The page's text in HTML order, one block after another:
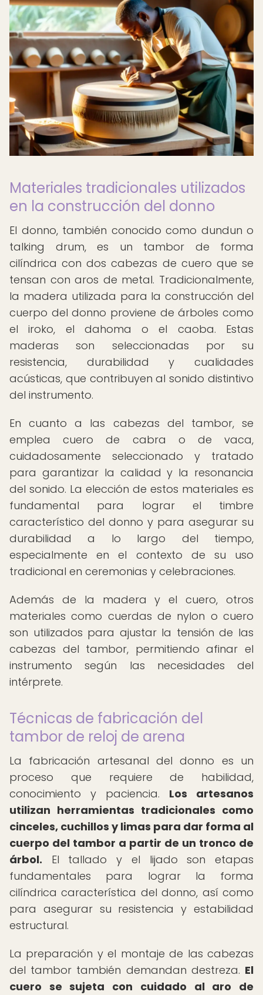
Materiales tradicionales utilizados
en la construcción del donno
El donno, también conocido como dundun o
talking drum, es un tambor de forma
cilíndrica con dos cabezas de cuero que se
tensan con aros de metal. Tradicionalmente,
la madera utilizada para la construcción del
cuerpo del donno proviene de árboles como
el iroko, el dahoma o el caoba. Estas
maderas son seleccionadas por su
resistencia, durabilidad y cualidades
acústicas, que contribuyen al sonido distintivo
del instrumento.
En cuanto a las cabezas del tambor, se
emplea cuero de cabra o de vaca,
cuidadosamente seleccionado y tratado
para garantizar la calidad y la resonancia
del sonido. La elección de estos materiales es
fundamental para lograr el timbre
característico del donno y para asegurar su
durabilidad a lo largo del tiempo,
especialmente en el contexto de su uso
tradicional en ceremonias y celebraciones.
Además de la madera y el cuero, otros
materiales como cuerdas de nylon o cuero
son utilizados para ajustar la tensión de las
cabezas del tambor, permitiendo afinar el
instrumento según las necesidades del
intérprete.
Técnicas de fabricación del
tambor de reloj de arena
La fabricación artesanal del donno es un
proceso que requiere de habilidad,
conocimiento y paciencia. Los artesanos
utilizan herramientas tradicionales como
cinceles, cuchillos y limas para dar forma al
cuerpo del tambor a partir de un tronco de
árbol. El tallado y el lijado son etapas
fundamentales para lograr la forma
cilíndrica característica del donno, así como
para asegurar su resistencia y estabilidad
estructural.
La preparación y el montaje de las cabezas
del tambor también demandan destreza. El
cuero se sujeta con cuidado al aro de